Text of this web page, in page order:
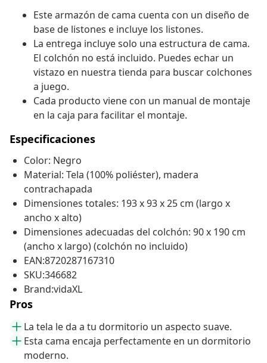
Este armazón de cama cuenta con un diseño de
base de listones e incluye los listones.
La entrega incluye solo una estructura de cama.
El colchón no está incluido. Puedes echar un
vistazo en nuestra tienda para buscar colchones
a juego.
Cada producto viene con un manual de montaje
en la caja para facilitar el montaje.
Especificaciones
Color: Negro
Material: Tela (100% poliéster), madera
contrachapada
Dimensiones totales: 193 x 93 x 25 cm (largo x
ancho x alto)
Dimensiones adecuadas del colchón: 90 x 190 cm
(ancho x largo) (colchón no incluido)
EAN:8720287167310
SKU:346682
Brand:vidaXL
Pros
La tela le da a tu dormitorio un aspecto suave.
Esta cama encaja perfectamente en un dormitorio
moderno.